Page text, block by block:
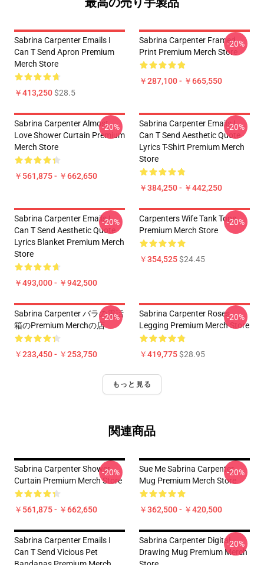
Sabrina Carpenter Emails I
Can T Send Apron Premium
Merch Store
￥413,250$28.5
Sabrina Carpenter Framed
Print Premium Merch Store
￥287,100 - ￥665,550
-20%
Sabrina Carpenter Almost
Love Shower Curtain Premium
Merch Store
￥561,875 - ￥662,650
-20%
Sabrina Carpenter Emails I
Can T Send Aesthetic Quote
Lyrics T-Shirt Premium Merch
Store
￥384,250 - ￥442,250
-20%
Sabrina Carpenter Emails I
Can T Send Aesthetic Quote
Lyrics Blanket Premium Merch
Store
￥493,000 - ￥942,500
-20%
Carpenters Wife Tank Tops
Premium Merch Store
￥354,525$24.45
-20%
Sabrina Carpenter バラの電話
箱のPremium Merchの店
￥233,450 - ￥253,750
-20%
Sabrina Carpenter Roses
Legging Premium Merch Store
￥419,775$28.95
-20%
もっと見る
関連商品
Sabrina Carpenter Shower
Curtain Premium Merch Store
￥561,875 - ￥662,650
-20%
Sue Me Sabrina Carpenter
Mug Premium Merch Store
￥362,500 - ￥420,500
-20%
Sabrina Carpenter Emails I
Can T Send Vicious Pet
Sabrina Carpenter Digital
Drawing Mug Premium Merch
-20%